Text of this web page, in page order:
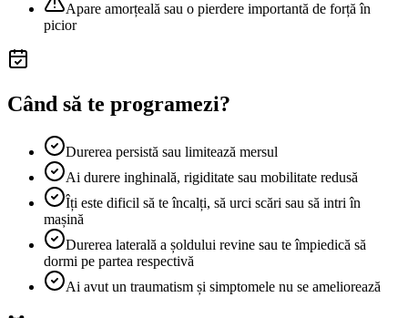
Apare amorțeală sau o pierdere importantă de forță în
picior
Când să te programezi?
Durerea persistă sau limitează mersul
Ai durere inghinală, rigiditate sau mobilitate redusă
Îți este dificil să te încalți, să urci scări sau să intri în
mașină
Durerea laterală a șoldului revine sau te împiedică să
dormi pe partea respectivă
Ai avut un traumatism și simptomele nu se ameliorează